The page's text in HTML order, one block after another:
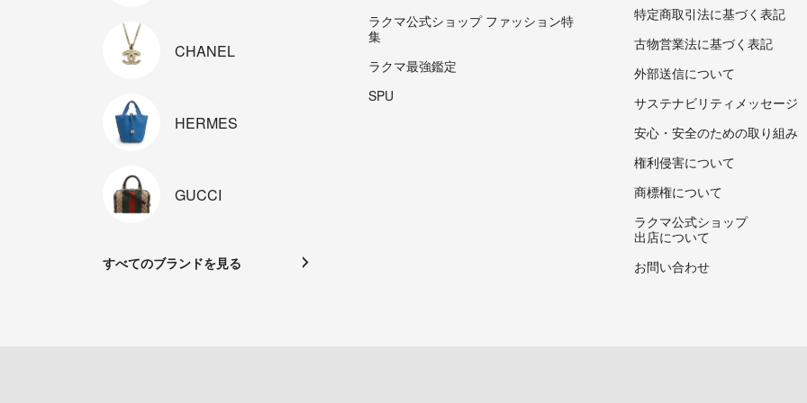
CHANEL
HERMES
GUCCI
すべてのブランドを見る
ラクマ公式ショップ ファッション特
集
ラクマ最強鑑定
SPU
特定商取引法に基づく表記
古物営業法に基づく表記
外部送信について
サステナビリティメッセージ
安心・安全のための取り組み
権利侵害について
商標権について
ラクマ公式ショップ
出店について
お問い合わせ